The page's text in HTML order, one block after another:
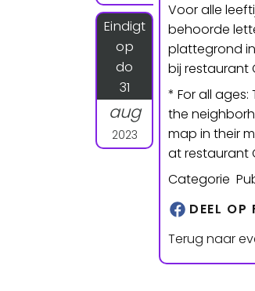
Eindigt
op
do
31
aug
2023
Voor alle
behoorde
plattegrond in
bij restaurant
* For all
the
map in their
at restaurant
Categorie
DEEL OP
Terug naar